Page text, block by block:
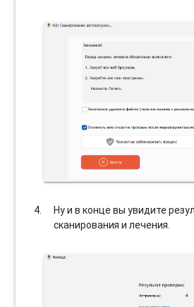
Ну и в конце вы увидите
сканирования и лечения.